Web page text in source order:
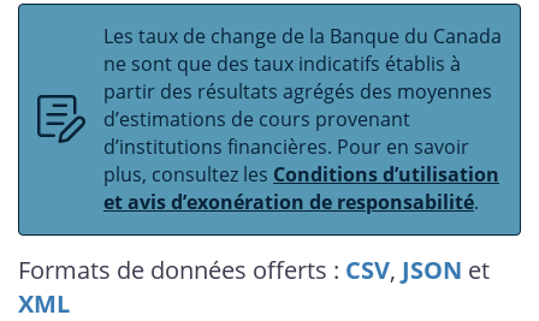
Les taux de change de la Banque du Canada
ne sont que des taux indicatifs établis à
partir des résultats agrégés des moyennes
d’estimations de cours provenant
d’institutions financières. Pour en savoir
plus, consultez les Conditions d’utilisation
et avis d’exonération de responsabilité.
Formats de données offerts : CSV, JSON et
XML